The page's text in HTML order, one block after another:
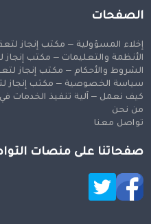
الصفحات
إخلاء المسؤولية – مكتب إنجاز
الأنظمة والتعليمات – مكتب
الشروط والأحكام – مكتب إنجاز
سياسة الخصوصية – مكتب إنجاز
كيف نعمل – آلية تنفيذ الخدمات
من نحن
تواصل معنا
صفحاتنا على منصات